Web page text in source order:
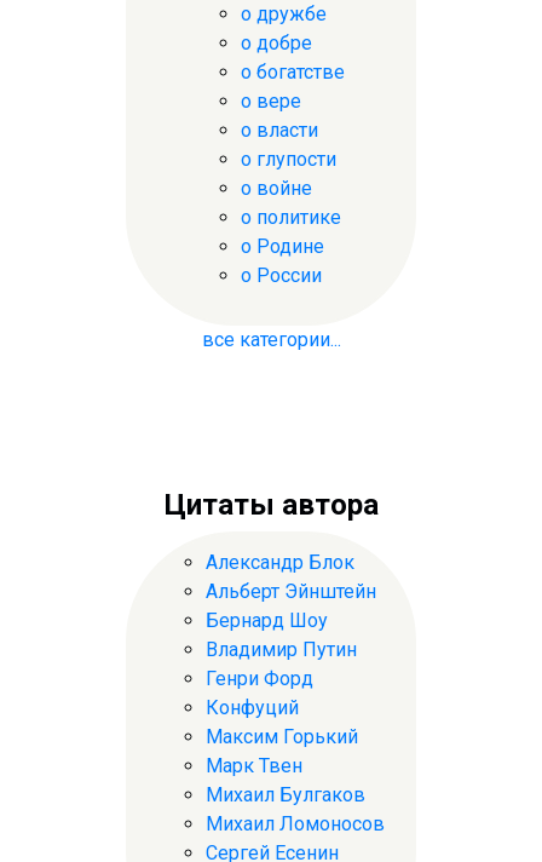
о дружбе
о добре
о богатстве
о вере
о власти
о глупости
о войне
о политике
о Родине
о России
все категории...
Цитаты автора
Александр Блок
Альберт Эйнштейн
Бернард Шоу
Владимир Путин
Генри Форд
Конфуций
Максим Горький
Марк Твен
Михаил Булгаков
Михаил Ломоносов
Сергей Есенин